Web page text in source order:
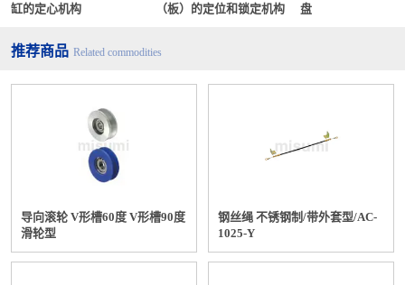
避免扭曲电线。
③不要混合配线
混合配线的话，电线之间会相互产生
干涉。这样一来，
设置隔板，以免配线时产生干涉。
铺设时，在向电线施加有张力的情况
缸的定心机构
（板）的定位和锁定机构
盘
推荐商品 Related commodities
导向滚轮 V形槽60度 V形槽90度
滑轮型
钢丝绳 不锈钢制/带外套型/AC-
1025-Y